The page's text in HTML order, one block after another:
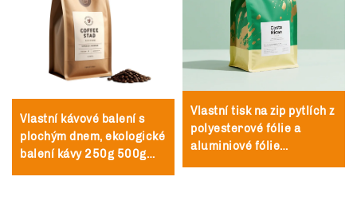
Vlastní kávové balení s
plochým dnem, ekologické
balení kávy 250g 500g
Vlastní tisk na zip pytlích z
polyesterové fólie a
aluminiové fólie